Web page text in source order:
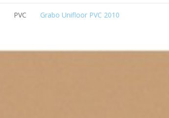
PVC Grabo Unifloor PVC 2010